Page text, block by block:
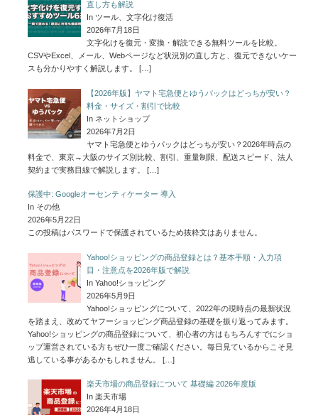
直し方も解説
In ツール、文字化け復活
2026年7月18日
文字化けを復元・変換・解読できる無料ツールを比較。
CSVやExcel、メール、Webページなど状況別の直し方と、復元できないケー
スも分かりやすく解説します。
[…]
【2026年版】ヤマト宅急便とゆうパックはどっちが安い？
料金・サイズ・割引で比較
In ネットショップ
2026年7月2日
ヤマト宅急便とゆうパックはどっちが安い？2026年時点の
料金で、東京→大阪のサイズ別比較、割引、重量制限、配送スピード、法人
契約まで実務目線で解説します。
[…]
保護中: Googleオーセンティケーター 導入
In その他
2026年5月22日
この投稿はパスワードで保護されているため抜粋文はありません。
Yahoo!ショッピングの商品登録とは？基本手順・入力項
目・注意点を2026年版で解説
In Yahoo!ショッピング
2026年5月9日
Yahoo!ショッピングについて、2022年の現時点の最新状況
を踏まえ、改めてヤフーショッピング商品登録の基礎を振り返ってみます。
Yahoo!ショッピングの商品登録について、初心者の方はもちろんすでにショ
ップ運営されている方もぜひ一度ご確認ください。毎日見ているからこそ見
逃している事があるかもしれません。
[…]
楽天市場の商品登録について 基礎編 2026年度版
In 楽天市場
2026年4月18日